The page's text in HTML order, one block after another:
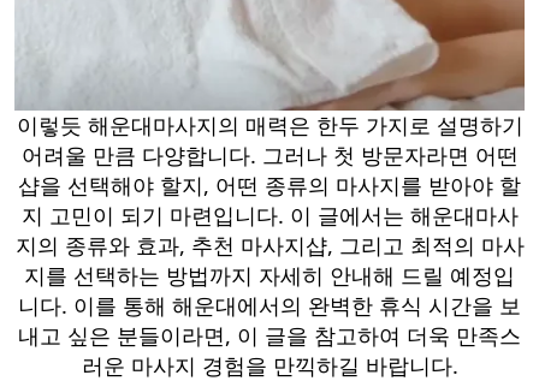
이렇듯 해운대마사지의 매력은 한두 가지로 설명하기
어려울 만큼 다양합니다. 그러나 첫 방문자라면 어떤
샵을 선택해야 할지, 어떤 종류의 마사지를 받아야 할
지 고민이 되기 마련입니다. 이 글에서는 해운대마사
지의 종류와 효과, 추천 마사지샵, 그리고 최적의 마사
지를 선택하는 방법까지 자세히 안내해 드릴 예정입
니다. 이를 통해 해운대에서의 완벽한 휴식 시간을 보
내고 싶은 분들이라면, 이 글을 참고하여 더욱 만족스
러운 마사지 경험을 만끽하길 바랍니다.